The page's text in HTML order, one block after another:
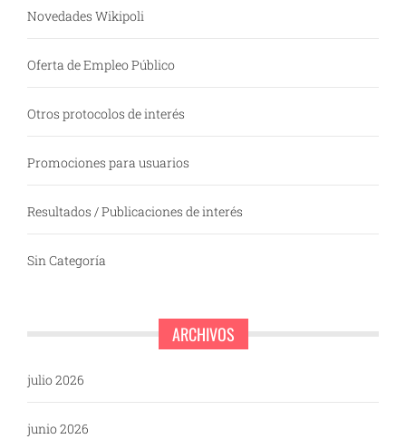
Novedades Wikipoli
Oferta de Empleo Público
Otros protocolos de interés
Promociones para usuarios
Resultados / Publicaciones de interés
Sin Categoría
ARCHIVOS
julio 2026
junio 2026